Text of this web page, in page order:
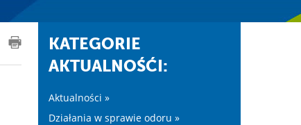
KATEGORIE
AKTUALNOŚĆI:
Aktualności »
Działania w sprawie odoru »